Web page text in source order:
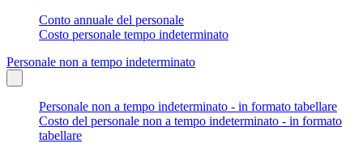
Conto annuale del personale
Costo personale tempo indeterminato
Personale non a tempo indeterminato
Personale non a tempo indeterminato - in formato tabellare
Costo del personale non a tempo indeterminato - in formato
tabellare